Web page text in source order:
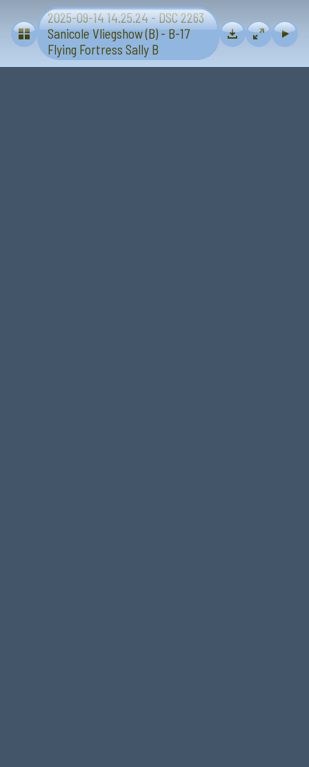
Vliegtuigen - Sanicole (B) 13 en 14 september 2025
2025-09-14 14.25.24 - DSC 2263
Sanicole Vliegshow (B) - B-17
Flying Fortress Sally B